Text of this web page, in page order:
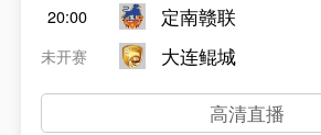
20:00
未开赛
定南赣联
大连鲲城
高清直播